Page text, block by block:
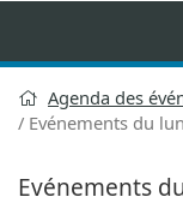
Agenda des
Evénements du
Evénements